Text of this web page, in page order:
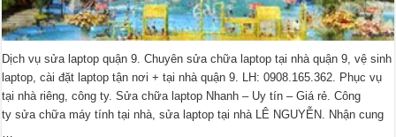
Dịch vụ sửa laptop quận 9. Chuyên sửa chữa laptop tại nhà quận 9, vệ sinh
laptop, cài đặt laptop tận nơi + tại nhà quận 9. LH: 0908.165.362. Phục vụ
tại nhà riêng, công ty. Sửa chữa laptop Nhanh – Uy tín – Giá rẻ. Công
ty sửa chữa máy tính tại nhà, sửa laptop tại nhà LÊ NGUYỄN. Nhận cung